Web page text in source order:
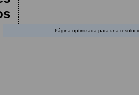
Página optimizada para una